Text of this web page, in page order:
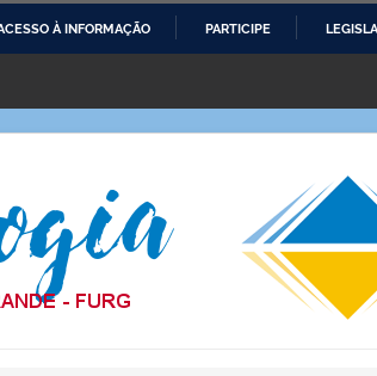
À INFORMAÇÃO PARTICIPE